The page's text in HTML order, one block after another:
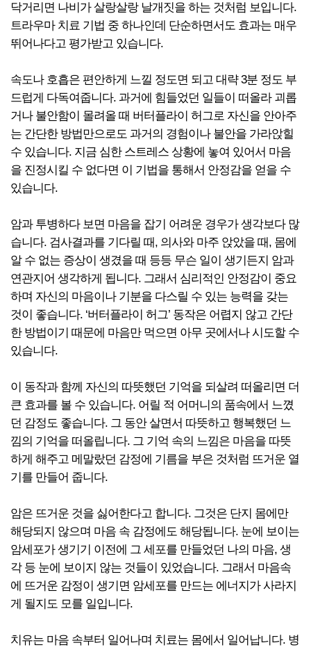
닥거리면 나비가 살랑살랑 날개짓을 하는 것처럼 보입니다.
트라우마 치료 기법 중 하나인데 단순하면서도 효과는 매우
뛰어나다고 평가받고 있습니다.
속도나 호흡은 편안하게 느낄 정도면 되고 대략 3분 정도 부
드럽게 다독여줍니다. 과거에 힘들었던 일들이 떠올라 괴롭
거나 불안함이 몰려올 때 버터플라이 허그로 자신을 안아주
는 간단한 방법만으로도 과거의 경험이나 불안을 가라앉힐
수 있습니다. 지금 심한 스트레스 상황에 놓여 있어서 마음
을 진정시킬 수 없다면 이 기법을 통해서 안정감을 얻을 수
있습니다.
암과 투병하다 보면 마음을 잡기 어려운 경우가 생각보다 많
습니다. 검사결과를 기다릴 때, 의사와 마주 앉았을 때, 몸에
알 수 없는 증상이 생겼을 때 등등 무슨 일이 생기든지 암과
연관지어 생각하게 됩니다. 그래서 심리적인 안정감이 중요
하며 자신의 마음이나 기분을 다스릴 수 있는 능력을 갖는
것이 좋습니다. ‘버터플라이 허그’ 동작은 어렵지 않고 간단
한 방법이기 때문에 마음만 먹으면 아무 곳에서나 시도할 수
있습니다.
이 동작과 함께 자신의 따뜻했던 기억을 되살려 떠올리면 더
큰 효과를 볼 수 있습니다. 어릴 적 어머니의 품속에서 느꼈
던 감정도 좋습니다. 그 동안 살면서 따뜻하고 행복했던 느
낌의 기억을 떠올립니다. 그 기억 속의 느낌은 마음을 따뜻
하게 해주고 메말랐던 감정에 기름을 부은 것처럼 뜨거운 열
기를 만들어 줍니다.
암은 뜨거운 것을 싫어한다고 합니다. 그것은 단지 몸에만
해당되지 않으며 마음 속 감정에도 해당됩니다. 눈에 보이는
암세포가 생기기 이전에 그 세포를 만들었던 나의 마음, 생
각 등 눈에 보이지 않는 것들이 있었습니다. 그래서 마음속
에 뜨거운 감정이 생기면 암세포를 만드는 에너지가 사라지
게 될지도 모를 일입니다.
치유는 마음 속부터 일어나며 치료는 몸에서 일어납니다. 병